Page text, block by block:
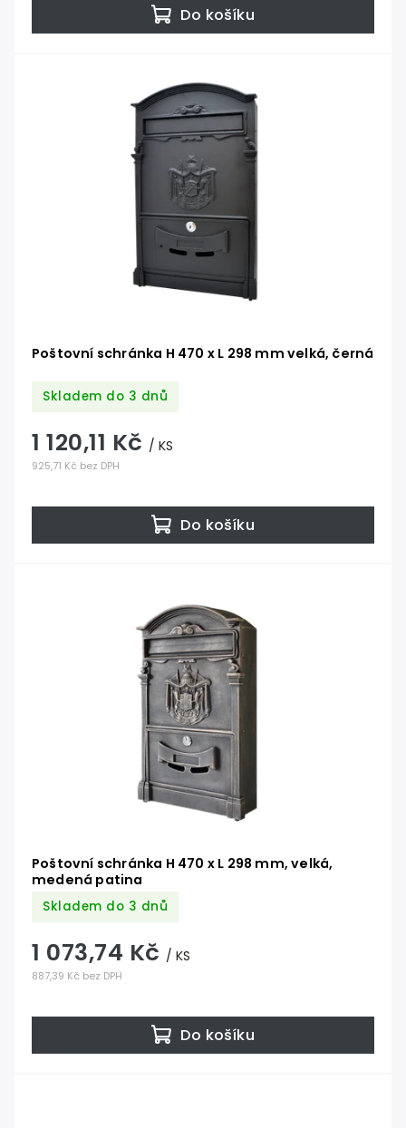
Do košíku
Poštovní schránka H 470 x L 298 mm velká, černá
Skladem do 3 dnů
925,71 Kč bez DPH
1 120,11 Kč / KS
Do košíku
Poštovní schránka H 470 x L 298 mm, velká,
medená patina
Skladem do 3 dnů
887,39 Kč bez DPH
1 073,74 Kč / KS
Do košíku